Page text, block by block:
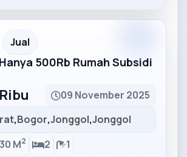
Jual
500Rb Rumah Subsidi
09 November 2025
,Bogor,Jonggol,Jonggol
30 M2 2 1